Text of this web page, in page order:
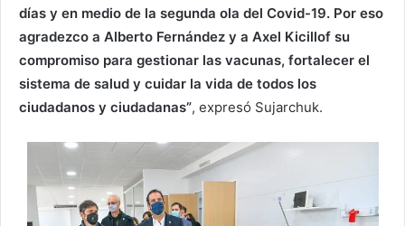
días y en medio de la segunda ola del Covid-19. Por eso
agradezco a Alberto Fernández y a Axel Kicillof su
compromiso para gestionar las vacunas, fortalecer el
sistema de salud y cuidar la vida de todos los
ciudadanos y ciudadanas”, expresó Sujarchuk.